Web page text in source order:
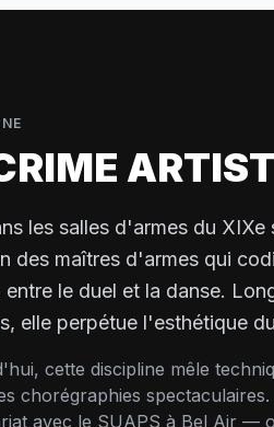
les salles d'armes du
des maîtres d'armes qui
entre le duel et la danse.
elle perpétue l'esthétique
cette discipline mêle
chorégraphies
avec le SUAPS à Bel Air —